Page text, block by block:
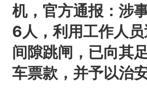
机，官方通报：涉
6人，利用工作人
间隙跳闸，已向其
车票款，并予以治